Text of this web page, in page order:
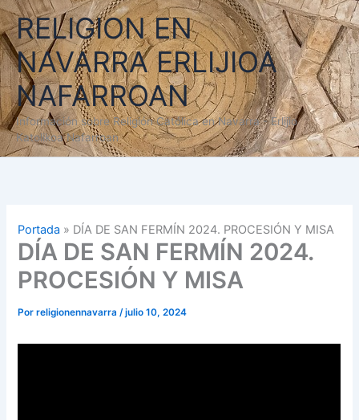
Ir
al
contenido
RELIGION EN
NAVARRA ERLIJIOA
NAFARROAN
Información sobre Religión Católica en Navarra - Erlijio
Katolikoa Nafarroan
Portada » DÍA DE SAN FERMÍN 2024. PROCESIÓN Y MISA
DÍA DE SAN FERMÍN 2024.
PROCESIÓN Y MISA
Porreligionennavarra/julio 10, 2024